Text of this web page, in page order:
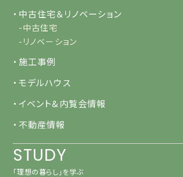
・中古住宅＆リノベーション
-中古住宅
-リノベーション
・施工事例
・モデルハウス
・イベント&内覧会情報
・不動産情報
STUDY
「理想の暮らし」を学ぶ